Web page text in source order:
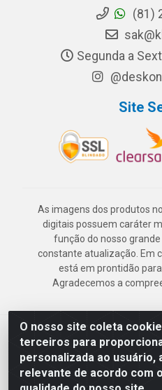
O nosso site coleta
terceiros para
personalizada ao usuário,
relevante de acordo com
(81)
Segunda a
Site
As imagens dos produtos
digitais possuem caráter
função do nosso
constante atualização. Em
está em prontidão
Agradecemos a
Deskontão Atacado - Av.
Imbiribeira - Recife/PE - CEP
57